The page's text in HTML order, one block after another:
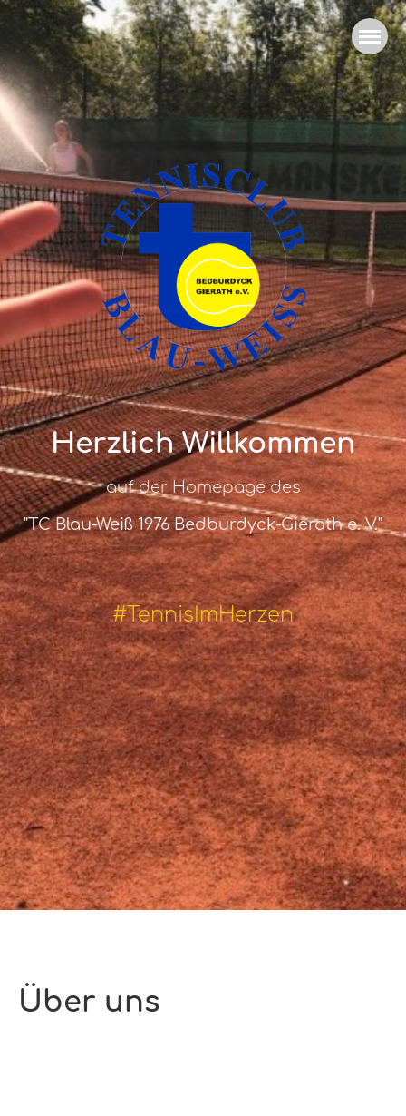
Herzlich Willkommen
auf der Homepage des
"TC Blau-Weiß 1976 Bedburdyck-Gierath e. V."
#TennisImHerzen
Über uns